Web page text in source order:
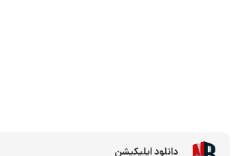
دانلود اپلیکیشن